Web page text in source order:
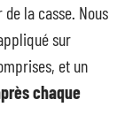
la casse. Nous
sur
et un
chaque